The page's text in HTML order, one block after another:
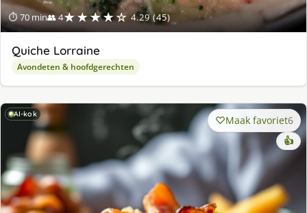
⏱ 70 min👥 4★★★★☆ 4.29 (45)
Quiche Lorraine
Avondeten & hoofdgerechten
AI-kok Maak favoriet6
👍